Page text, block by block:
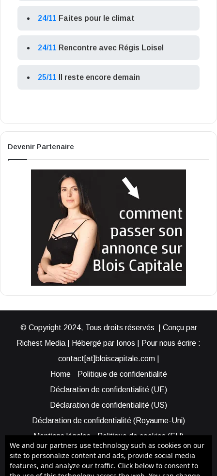
24/11 Faites pour le climat
24/11 Rencontre avec Régis Loisel
25/11 Il reste encore demain
Devenir Partenaire
© Copyright 2024, Tous droits réservés | Conçu par
Richest Media | Hébergé par Ionos | Pour nous écrire :
contact[at]bloiscapitale.com |
Home
Politique de confidentialité
Déclaration de confidentialité (UE)
Déclaration de confidentialité (US)
Déclaration de confidentialité (Royaume-Uni)
Mentions légales
Politique de cookies (EU)
Cookie Policy (AUS)
Cookie Policy (US)
Qui sommes-nous ?
Participer à Blois Capitale
We and our partners use technology such as cookies on our
site to personalize content and ads, provide social media
features, and analyze our traffic. Click below to consent to